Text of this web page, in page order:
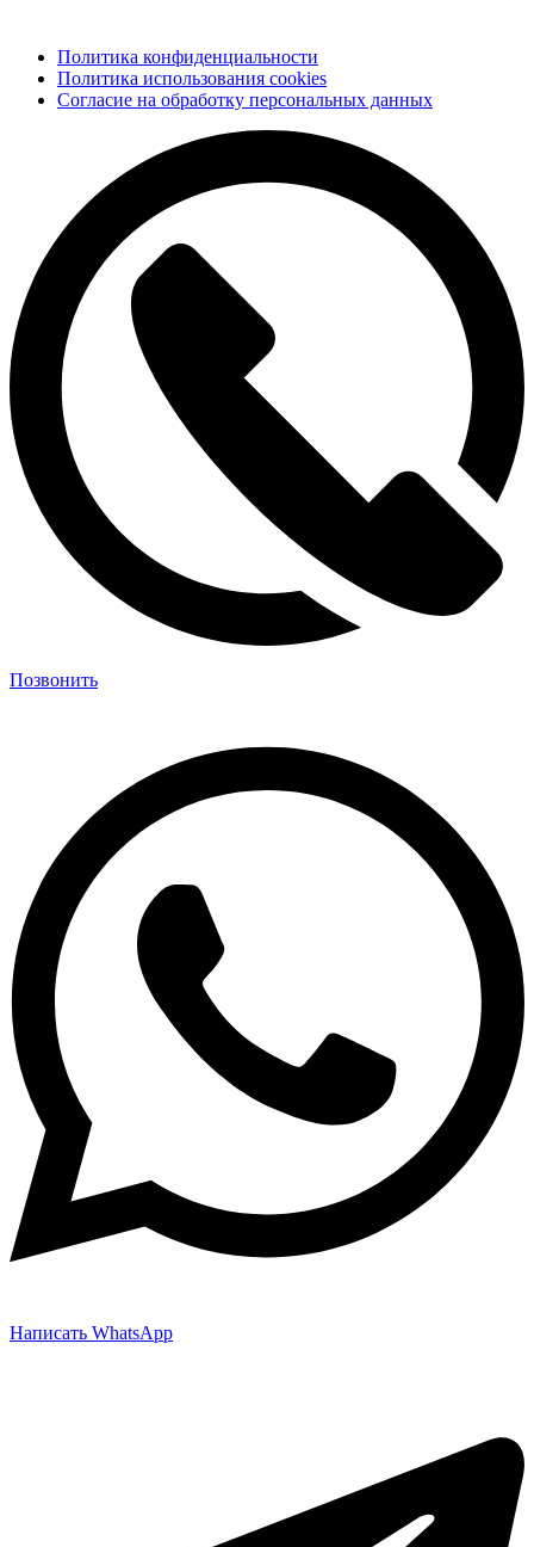
Политика конфиденциальности
Политика использования cookies
Согласие на обработку персональных данных
Позвонить
Написать WhatsApp